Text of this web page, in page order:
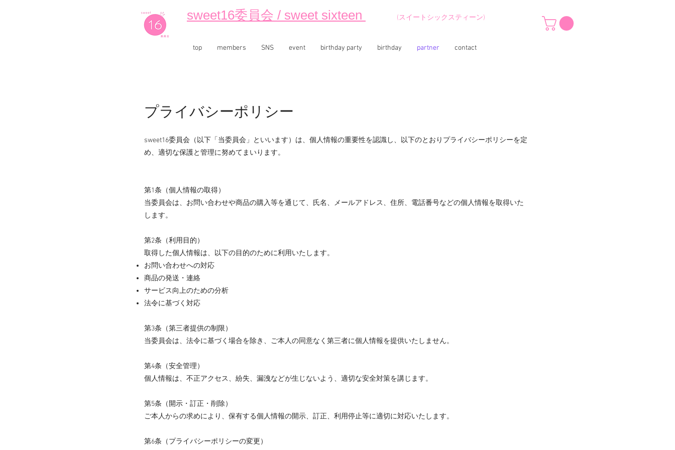
sweet16委員会 / sweet sixteen (スイートシックスティーン)
top members SNS event birthday party birthday partner contact
プライバシーポリシー
sweet16委員会（以下「当委員会」といいます）は、個人情報の重要性を認識し、以下のとおりプライバシーポリシーを定
め、適切な保護と管理に努めてまいります。
第1条（個人情報の取得）
当委員会は、お問い合わせや商品の購入等を通じて、氏名、メールアドレス、住所、電話番号などの個人情報を取得いた
します。
第2条（利用目的）
取得した個人情報は、以下の目的のために利用いたします。
お問い合わせへの対応
商品の発送・連絡
サービス向上のための分析
法令に基づく対応
第3条（第三者提供の制限）
当委員会は、法令に基づく場合を除き、ご本人の同意なく第三者に個人情報を提供いたしません。
第4条（安全管理）
個人情報は、不正アクセス、紛失、漏洩などが生じないよう、適切な安全対策を講じます。
第5条（開示・訂正・削除）
ご本人からの求めにより、保有する個人情報の開示、訂正、利用停止等に適切に対応いたします。
第6条（プライバシーポリシーの変更）